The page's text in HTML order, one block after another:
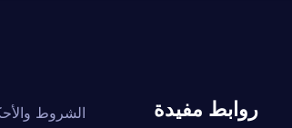
روابط مفيدة الشروط